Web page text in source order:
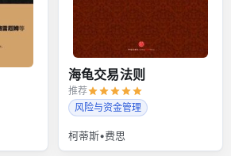
海龟交易法则
推荐
风险与资金管理
柯蒂斯•费思